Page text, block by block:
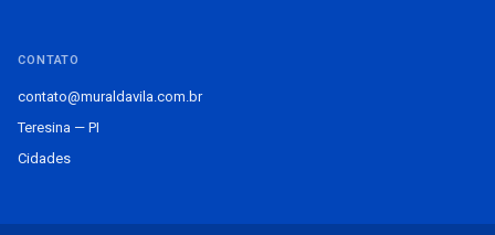
CONTATO
contato@muraldavila.com.br
Teresina — PI
Cidades